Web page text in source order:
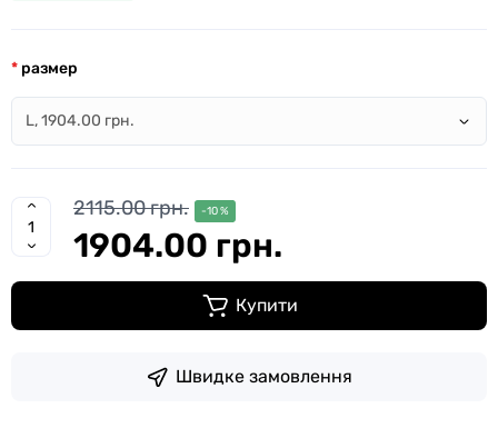
размер
2115.00 грн. -10 %
1904.00 грн.
Купити
Швидке замовлення